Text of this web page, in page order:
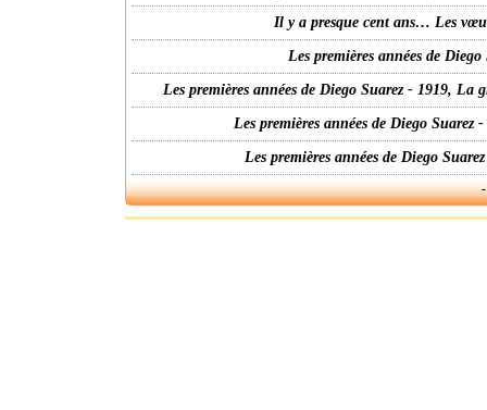
Il y a presque cent ans… Les
Les premières années de
Les premières années de Diego Suarez - 1919,
Les premières années de Diego
Les premières années de Diego